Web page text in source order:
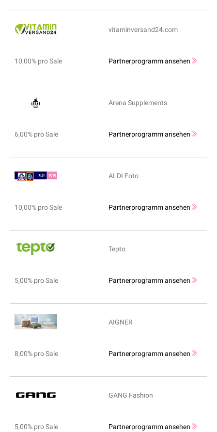
vitaminversand24.com
10,00% pro Sale Partnerprogramm ansehen
Arena Supplements
6,00% pro Sale Partnerprogramm ansehen
ALDI Foto
10,00% pro Sale Partnerprogramm ansehen
Tepto
5,00% pro Sale Partnerprogramm ansehen
AIGNER
8,00% pro Sale Partnerprogramm ansehen
GANG Fashion
5,00% pro Sale Partnerprogramm ansehen